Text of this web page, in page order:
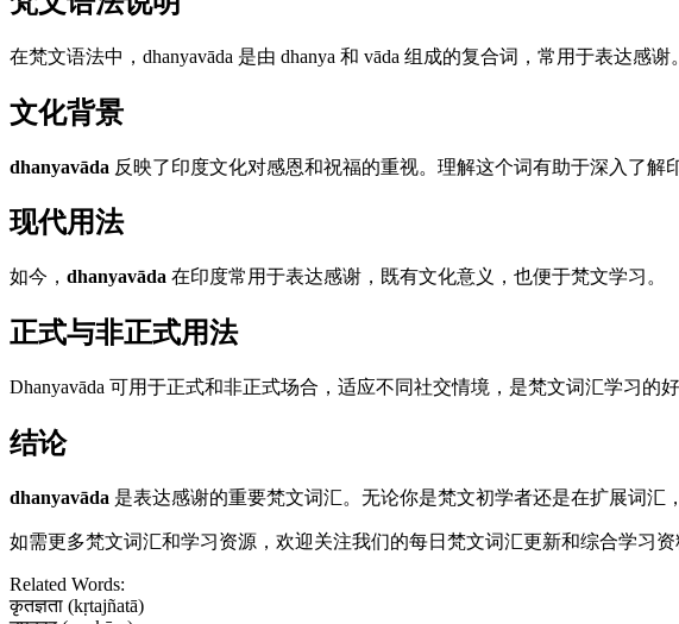
在梵文语法中，dhanyavāda 是由 dhanya 和 vāda 组成的复合词，常用于表达感谢。
文化背景
dhanyavāda 反映了印度文化对感恩和祝福的重视。理解这个词有助于深入了解
现代用法
如今， dhanyavāda 在印度常用于表达感谢，既有文化意义，也便于梵文学习。
正式与非正式用法
Dhanyavāda 可用于正式和非正式场合，适应不同社交情境，是梵文词汇学习的好
结论
dhanyavāda 是表达感谢的重要梵文词汇。无论你是梵文初学者还是在扩展词汇
如需更多梵文词汇和学习资源，欢迎关注我们的每日梵文词汇更新和综合学习资
Related Words:
कृतज्ञता (kṛtajñatā)